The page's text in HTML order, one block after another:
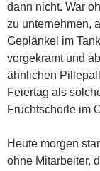
dann nicht. War
zu unternehmen,
Geplänkel im
vorgekramt und
ähnlichen
Feiertag als
Fruchtschorle im
Heute morgen
ohne Mitarbeiter,